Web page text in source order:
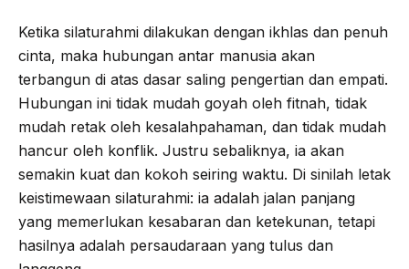
Ketika silaturahmi dilakukan dengan ikhlas dan penuh
cinta, maka hubungan antar manusia akan
terbangun di atas dasar saling pengertian dan empati.
Hubungan ini tidak mudah goyah oleh fitnah, tidak
mudah retak oleh kesalahpahaman, dan tidak mudah
hancur oleh konflik. Justru sebaliknya, ia akan
semakin kuat dan kokoh seiring waktu. Di sinilah letak
keistimewaan silaturahmi: ia adalah jalan panjang
yang memerlukan kesabaran dan ketekunan, tetapi
hasilnya adalah persaudaraan yang tulus dan